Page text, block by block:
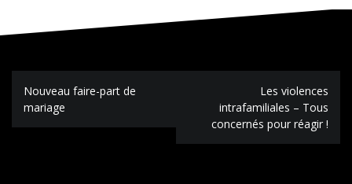
Navigation
de
l’article
Nouveau faire-part de
mariage
Les violences
intrafamiliales – Tous
concernés pour réagir !